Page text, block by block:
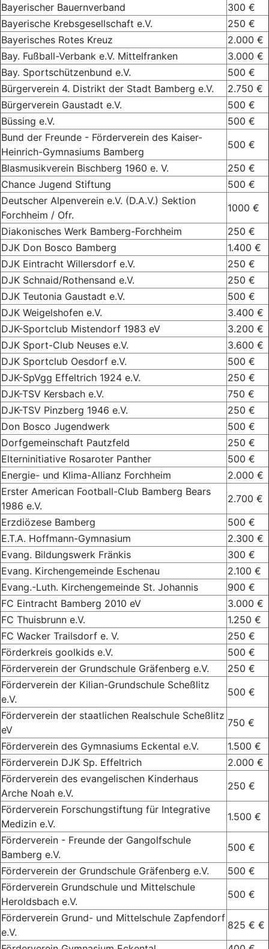
Bayerischer Bauernverband
300 €
Bayerische Krebsgesellschaft e.V.
250 €
Bayerisches Rotes Kreuz
2.000 €
Bay. Fußball-Verbank e.V. Mittelfranken
3.000 €
Bay. Sportschützenbund e.V.
500 €
Bürgerverein 4. Distrikt der Stadt Bamberg e.V.
2.750 €
Bürgerverein Gaustadt e.V.
500 €
Büssing e.V.
500 €
Bund der Freunde - Förderverein des Kaiser-
Heinrich-Gymnasiums Bamberg
500 €
Blasmusikverein Bischberg 1960 e. V.
250 €
Chance Jugend Stiftung
500 €
Deutscher Alpenverein e.V. (D.A.V.) Sektion
Forchheim / Ofr.
1000 €
Diakonisches Werk Bamberg-Forchheim
250 €
DJK Don Bosco Bamberg
1.400 €
DJK Eintracht Willersdorf e.V.
250 €
DJK Schnaid/Rothensand e.V.
250 €
DJK Teutonia Gaustadt e.V.
500 €
DJK Weigelshofen e.V.
3.400 €
DJK-Sportclub Mistendorf 1983 eV
3.200 €
DJK Sport-Club Neuses e.V.
3.600 €
DJK Sportclub Oesdorf e.V.
500 €
DJK-SpVgg Effeltrich 1924 e.V.
250 €
DJK-TSV Kersbach e.V.
750 €
DJK-TSV Pinzberg 1946 e.V.
250 €
Don Bosco Jugendwerk
500 €
Dorfgemeinschaft Pautzfeld
250 €
Elterninitiative Rosaroter Panther
500 €
Energie- und Klima-Allianz Forchheim
2.000 €
Erster American Football-Club Bamberg Bears
1986 e.V.
2.700 €
Erzdiözese Bamberg
500 €
E.T.A. Hoffmann-Gymnasium
2.300 €
Evang. Bildungswerk Fränkis
300 €
Evang. Kirchengemeinde Eschenau
2.100 €
Evang.-Luth. Kirchengemeinde St. Johannis
900 €
FC Eintracht Bamberg 2010 eV
3.000 €
FC Thuisbrunn e.V.
1.250 €
FC Wacker Trailsdorf e. V.
250 €
Förderkreis goolkids e.V.
500 €
Förderverein der Grundschule Gräfenberg e.V.
250 €
Förderverein der Kilian-Grundschule Scheßlitz
e.V.
500 €
Förderverein der staatlichen Realschule Scheßlitz
eV
750 €
Förderverein des Gymnasiums Eckental e.V.
1.500 €
Förderverein DJK Sp. Effeltrich
2.000 €
Förderverein des evangelischen Kinderhaus
Arche Noah e.V.
250 €
Förderverein Forschungstiftung für Integrative
Medizin e.V.
1.500 €
Förderverein - Freunde der Gangolfschule
Bamberg e.V.
500 €
Förderverein der Grundschule Gräfenberg e.V.
500 €
Förderverein Grundschule und Mittelschule
Heroldsbach e.V.
500 €
Förderverein Grund- und Mittelschule Zapfendorf
e.V.
825 € €